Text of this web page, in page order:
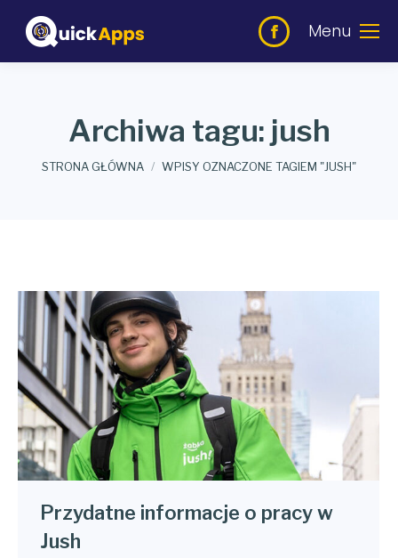
Menu
Archiwa tagu: jush
Jesteś tutaj:
STRONA GŁÓWNA WPISY OZNACZONE TAGIEM "JUSH"
Przydatne informacje o pracy w
Jush